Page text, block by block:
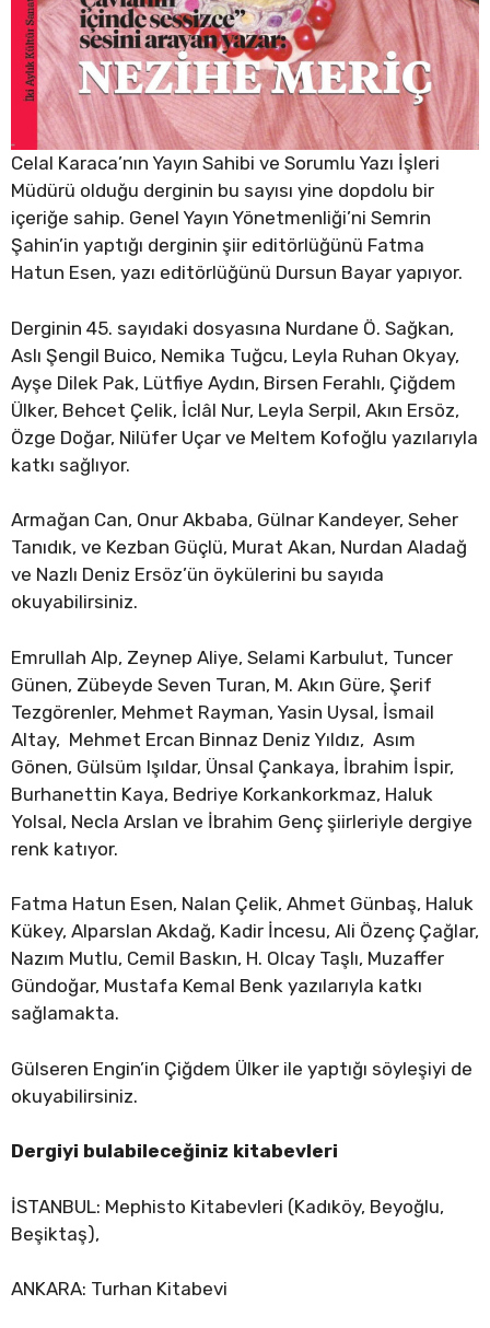
Celal Karaca’nın Yayın Sahibi ve Sorumlu Yazı İşleri
Müdürü olduğu derginin bu sayısı yine dopdolu bir
içeriğe sahip. Genel Yayın Yönetmenliği’ni Semrin
Şahin’in yaptığı derginin şiir editörlüğünü Fatma
Hatun Esen, yazı editörlüğünü Dursun Bayar yapıyor.
Derginin 45. sayıdaki dosyasına Nurdane Ö. Sağkan,
Aslı Şengil Buico, Nemika Tuğcu, Leyla Ruhan Okyay,
Ayşe Dilek Pak, Lütfiye Aydın, Birsen Ferahlı, Çiğdem
Ülker, Behcet Çelik, İclâl Nur, Leyla Serpil, Akın Ersöz,
Özge Doğar, Nilüfer Uçar ve Meltem Kofoğlu yazılarıyla
katkı sağlıyor.
Armağan Can, Onur Akbaba, Gülnar Kandeyer, Seher
Tanıdık, ve Kezban Güçlü, Murat Akan, Nurdan Aladağ
ve Nazlı Deniz Ersöz’ün öykülerini bu sayıda
okuyabilirsiniz.
Emrullah Alp, Zeynep Aliye, Selami Karbulut, Tuncer
Günen, Zübeyde Seven Turan, M. Akın Güre, Şerif
Tezgörenler, Mehmet Rayman, Yasin Uysal, İsmail
Altay, Mehmet Ercan Binnaz Deniz Yıldız, Asım
Gönen, Gülsüm Işıldar, Ünsal Çankaya, İbrahim İspir,
Burhanettin Kaya, Bedriye Korkankorkmaz, Haluk
Yolsal, Necla Arslan ve İbrahim Genç şiirleriyle dergiye
renk katıyor.
Fatma Hatun Esen, Nalan Çelik, Ahmet Günbaş, Haluk
Kükey, Alparslan Akdağ, Kadir İncesu, Ali Özenç Çağlar,
Nazım Mutlu, Cemil Baskın, H. Olcay Taşlı, Muzaffer
Gündoğar, Mustafa Kemal Benk yazılarıyla katkı
sağlamakta.
Gülseren Engin’in Çiğdem Ülker ile yaptığı söyleşiyi de
okuyabilirsiniz.
Dergiyi bulabileceğiniz kitabevleri
İSTANBUL: Mephisto Kitabevleri (Kadıköy, Beyoğlu,
Beşiktaş),
ANKARA: Turhan Kitabevi